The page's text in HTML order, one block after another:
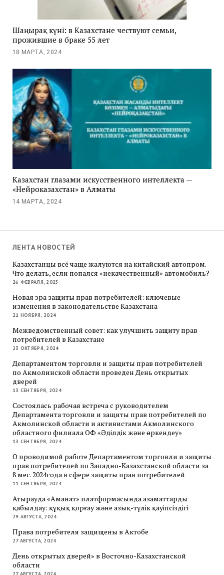
Шаңырақ күні: в Казахстане чествуют семьи,
прожившие в браке 55 лет
18 МАРТА, 2024
Казахстан глазами искусственного интеллекта —
«Нейроказахстан» в Алматы
14 МАРТА, 2024
ЛЕНТА НОВОСТЕЙ
Казахстанцы всё чаще жалуются на китайский автопром.
Что делать, если попался «некачественный» автомобиль?
26 ФЕВРАЛЯ, 2025
Новая эра защиты прав потребителей: ключевые
изменения в законодательстве Казахстана
21 НОЯБРЯ, 2024
Межведомственный совет: как улучшить защиту прав
потребителей в Казахстане
23 ОКТЯБРЯ, 2024
Департаментом торговли и защиты прав потребителей
по Акмолинской области проведен День открытых
дверей
13 СЕНТЯБРЯ, 2024
Состоялась рабочая встреча с руководителем
Департамента торговли и защиты прав потребителей по
Акмолинской области и активистами Акмолинского
областного филиала ОФ «Әділдік және өркендеу»
13 СЕНТЯБРЯ, 2024
О проводимой работе Департаментом торговли и защиты
прав потребителей по Западно-Казахстанской области за
8 мес. 2024года в сфере защиты прав потребителей
11 СЕНТЯБРЯ, 2024
Атырауда «Аманат» платформасында азаматтарды
қабылдау: құқық қорғау және азық-түлік қауіпсіздігі
29 АВГУСТА, 2024
Права потребителя защищены в Актобе
27 АВГУСТА, 2024
День открытых дверей» в Восточно-Казахстанской
области
27 АВГУСТА, 2024